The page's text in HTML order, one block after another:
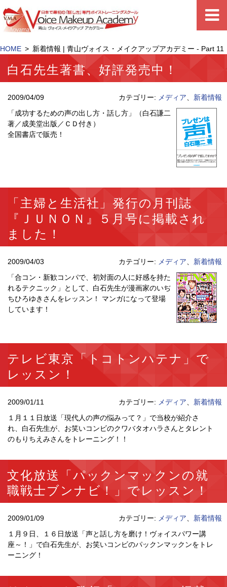
HOME 新着情報 | 青山ヴォイス・メイクアップアカデミー - Part 11
白石先生著書、好評発売中！
2009/04/09 カテゴリー: メディア
新着情報
「成功するための声の出し方・話し方」（白石謙二
著／成美堂出版／ＣＤ付き）
全国書店で販売！
「主婦と生活社」発行の月刊誌
『ＪＵＮＯＮ』５月号に掲載され
ました！
2009/04/03 カテゴリー: メディア
新着情報
「合コン・新歓コンパで、初対面の人に好感を持た
れるテクニック」として、白石先生が漫画家のいぢ
ちひろゆきさんをレッスン！ マンガになって登場
しています！
テレビ東京「トコトンハテナ」で
レッスン！
2009/01/11 カテゴリー: メディア
新着情報
１月１１日放送「現代人の声の悩みって？」で当校が紹介さ
れ、白石先生が、お笑いコンビのクワバタオハラさんとタレント
のもりちえみさんをトレーニング！！
文化放送「パックンマックンの就
職戦士ブンナビ！」でレッスン！
2009/01/09 カテゴリー: メディア
新着情報
１月９日、１６日放送「声と話し方を磨け！ヴォイスパワー講
座～！」で白石先生が、お笑いコンビのパックンマックンをトレ
ーニング！